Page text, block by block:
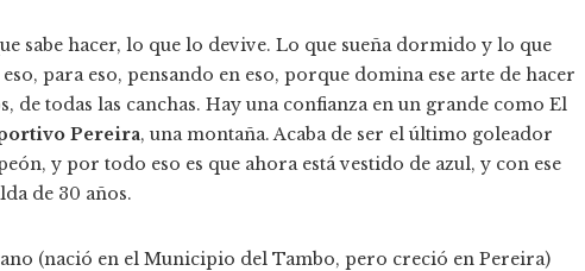
sabe hacer, lo que lo devive. Lo que sueña dormido y lo que
para eso, pensando en eso, porque domina ese arte de hacer
de todas las canchas. Hay una confianza en un grande como El
Pereira, una montaña. Acaba de ser el último goleador
y por todo eso es que ahora está vestido de azul, y con ese
de 30 años.
(nació en el Municipio del Tambo, pero creció en Pereira)